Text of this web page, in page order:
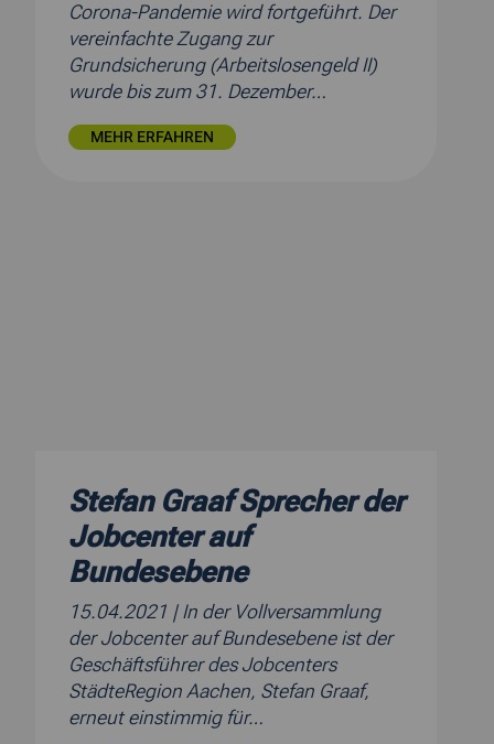
Corona-Pandemie wird fortgeführt. Der
vereinfachte Zugang zur
Grundsicherung (Arbeitslosengeld II)
wurde bis zum 31. Dezember…
MEHR ERFAHREN
Stefan Graaf Sprecher der
Jobcenter auf
Bundesebene
15.04.2021 | In der Vollversammlung
der Jobcenter auf Bundesebene ist der
Geschäftsführer des Jobcenters
StädteRegion Aachen, Stefan Graaf,
erneut einstimmig für…